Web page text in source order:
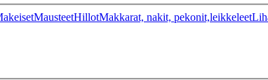
MausteetHillotMakkarat, nakit, pekonit,leikkeleet